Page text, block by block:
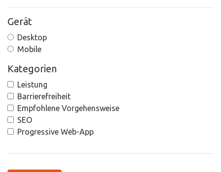
Gerät
Desktop
Mobile
Kategorien
Leistung
Barrierefreiheit
Empfohlene Vorgehensweise
SEO
Progressive Web-App